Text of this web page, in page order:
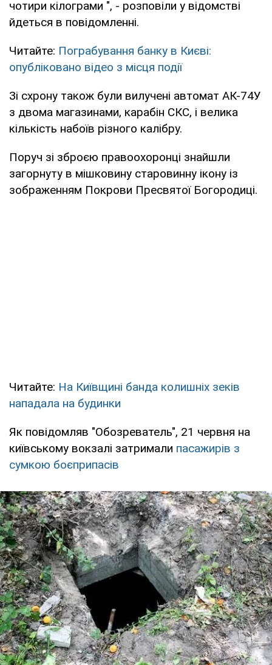
чотири кілограми ", - розповіли у відомстві
йдеться в повідомленні.
Читайте: Пограбування банку в Києві:
опубліковано відео з місця події
Зі схрону також були вилучені автомат АК-74У
з двома магазинами, карабін СКС, і велика
кількість набоїв різного калібру.
Поруч зі зброєю правоохоронці знайшли
загорнуту в мішковину старовинну ікону із
зображенням Покрови Пресвятої Богородиці.
Читайте: На Київщині банда колишніх зеків
нападала на будинки
Як повідомляв "Обозреватель", 21 червня на
київському вокзалі затримали пасажирів з
сумкою боєприпасів